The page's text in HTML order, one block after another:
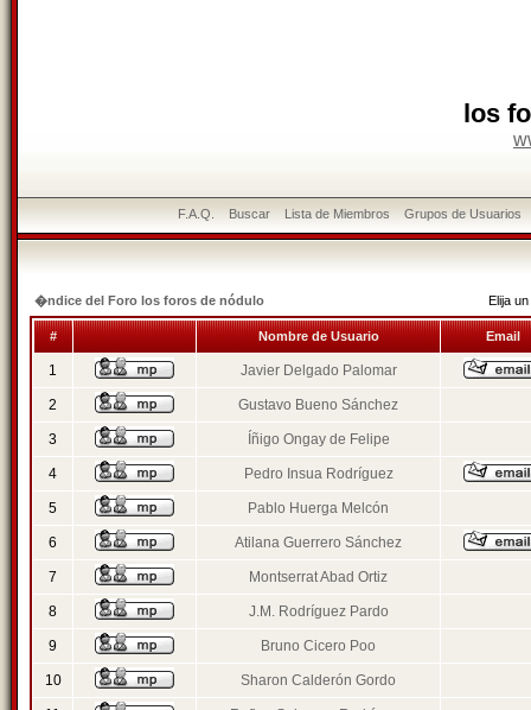
los
F.A.Q. Buscar Lista de Miembros Grupos de Usuarios
�ndice del Foro los foros de nódulo Elija
# Nombre de Usuario Email
1 Javier Delgado Palomar
2 Gustavo Bueno Sánchez
3 Íñigo Ongay de Felipe
4 Pedro Insua Rodríguez
5 Pablo Huerga Melcón
6 Atilana Guerrero Sánchez
7 Montserrat Abad Ortiz
8 J.M. Rodríguez Pardo
9 Bruno Cicero Poo
10 Sharon Calderón Gordo